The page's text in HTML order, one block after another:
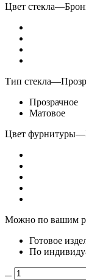
Цвет стекла—
Тип стекла—
Прозрачное
Матовое
Цвет фурнитуры—
Можно по вашим
Готовое
По